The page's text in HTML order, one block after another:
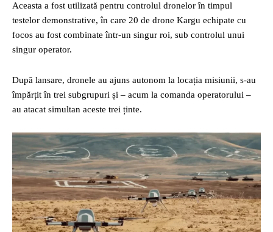
Aceasta a fost utilizată pentru controlul dronelor în timpul
testelor demonstrative, în care 20 de drone Kargu echipate cu
focos au fost combinate într-un singur roi, sub controlul unui
singur operator.
După lansare, dronele au ajuns autonom la locația misiunii, s-au
împărțit în trei subgrupuri și – acum la comanda operatorului –
au atacat simultan aceste trei ținte.